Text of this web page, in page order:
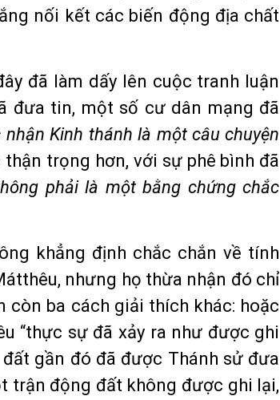
nối kết các biến động địa chất
đã làm dấy lên cuộc tranh luận
đưa tin, một số cư dân mạng đã
nhận Kinh thánh là một câu chuyện
trọng hơn, với sự phê bình đã
phải là một bằng chứng chắc
khẳng định chắc chắn về tính
nhưng họ thừa nhận đó chỉ
còn ba cách giải thích khác: hoặc
“thực sự đã xảy ra như được ghi
gần đó đã được Thánh sử đưa
trận động đất không được ghi lại,